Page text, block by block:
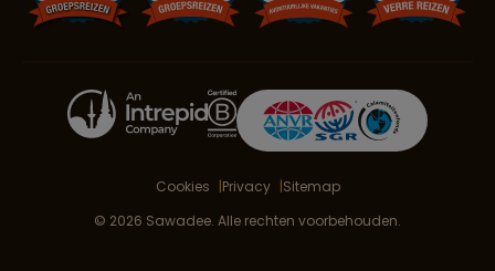
Cookies Privacy
Sitemap
© 2026 Sawadee. Alle rechten voorbehouden.